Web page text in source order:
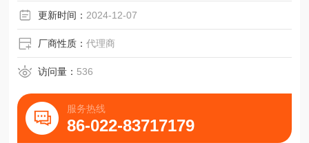
更新时间： 2024-12-07
厂商性质：代理商
访问量： 536
服务热线
86-022-83717179